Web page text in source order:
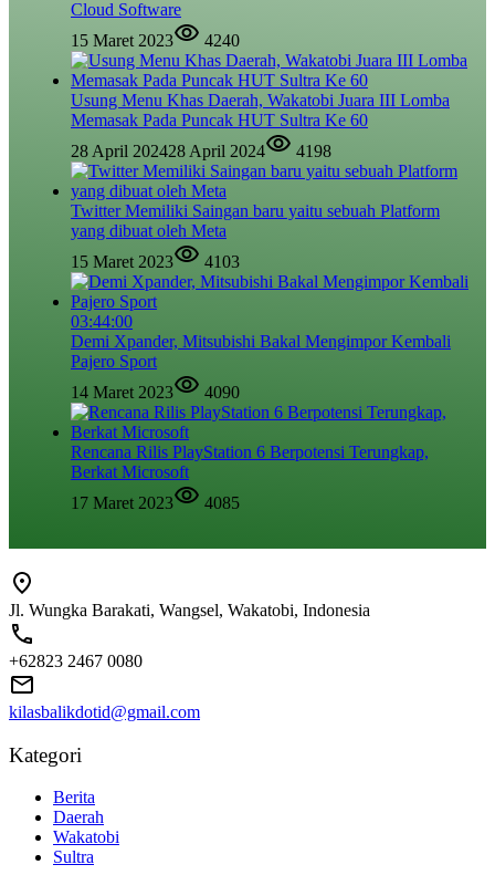
Cloud Software
15 Maret 2023
4240
Usung Menu Khas Daerah, Wakatobi Juara III Lomba
Memasak Pada Puncak HUT Sultra Ke 60
28 April 202428 April 2024 4198
Twitter Memiliki Saingan baru yaitu sebuah Platform
yang dibuat oleh Meta
15 Maret 2023
4103
03:44:00
Demi Xpander, Mitsubishi Bakal Mengimpor Kembali
Pajero Sport
14 Maret 2023
4090
Rencana Rilis PlayStation 6 Berpotensi Terungkap,
Berkat Microsoft
17 Maret 2023
4085
Jl. Wungka Barakati, Wangsel, Wakatobi, Indonesia
+62823 2467 0080
kilasbalikdotid@gmail.com
Kategori
Berita
Daerah
Wakatobi
Sultra